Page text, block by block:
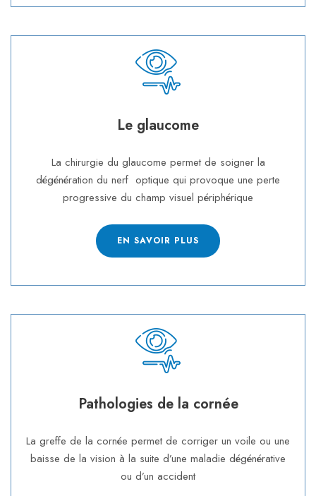
Le glaucome
La chirurgie du glaucome permet de soigner la
dégénération du nerf optique qui provoque une perte
progressive du champ visuel périphérique
EN SAVOIR PLUS
Pathologies de la cornée
La greffe de la cornée permet de corriger un voile ou une
baisse de la vision à la suite d’une maladie dégénérative
ou d’un accident